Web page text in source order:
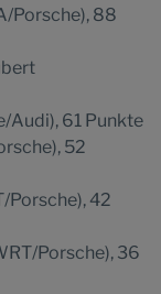
Porsche), 88
61 Punkte
52
42
Porsche), 36